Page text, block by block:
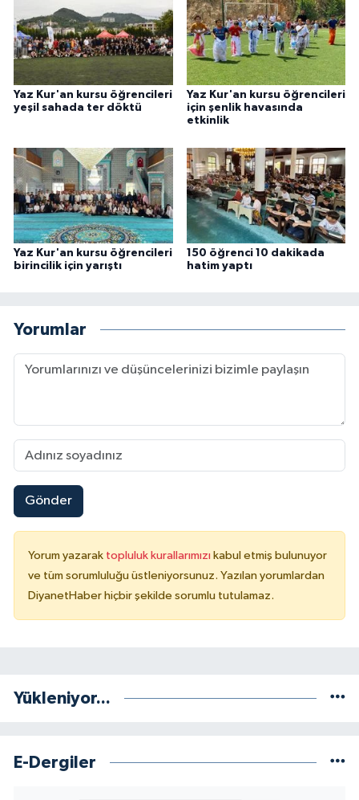
Yaz Kur'an kursu öğrencileri
yeşil sahada ter döktü
Yaz Kur'an kursu öğrencileri
için şenlik havasında
etkinlik
Yaz Kur'an kursu öğrencileri
birincilik için yarıştı
150 öğrenci 10 dakikada
hatim yaptı
Yorumlar
Gönder
Yorum yazarak topluluk kurallarımızı kabul etmiş bulunuyor
ve tüm sorumluluğu üstleniyorsunuz. Yazılan yorumlardan
DiyanetHaber hiçbir şekilde sorumlu tutulamaz.
Yükleniyor...
E-Dergiler
Karaman Müftülüğü
Kars Müftülüğü
Kastamonu Müftülüğü
Kayseri Müftülüğü
Kilis Müftülüğü
Kırıkkale Müftülüğü
Kırklareli Müftülüğü
Kocaeli Müftülüğü
Malatya Müftülüğü
Manisa Müftülüğü
Mardin Müftülüğü
Mersin Müftülüğü
Niğde Müftülüğü